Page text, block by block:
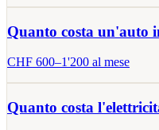
Quanto costa un'auto
CHF 600–1'200 al mese
Quanto costa